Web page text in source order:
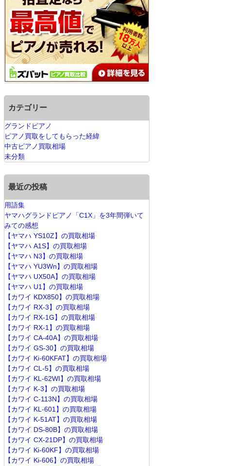
カテゴリー
グランドピアノ
ピアノ買取をしてもらった経緯
中古ピアノ買取相場
未分類
最近の投稿
用語集
ヤマハグランドピアノ「C1X」を3年間弾いて
みての感想
【ヤマハ YS10Z】の買取相場
【ヤマハ A1S】の買取相場
【ヤマハ N3】の買取相場
【ヤマハ YU3Wn】の買取相場
【ヤマハ UX50A】の買取相場
【ヤマハ U1】の買取相場
【カワイ KDX850】の買取相場
【カワイ RX-3】の買取相場
【カワイ RX-1G】の買取相場
【カワイ RX-1】の買取相場
【カワイ CA-40A】の買取相場
【カワイ GS-30】の買取相場
【カワイ Ki-60KFAT】の買取相場
【カワイ CL-5】の買取相場
【カワイ KL-62WI】の買取相場
【カワイ K-3】の買取相場
【カワイ C-113N】の買取相場
【カワイ KL-601】の買取相場
【カワイ K-51AT】の買取相場
【カワイ DS-80B】の買取相場
【カワイ CX-21DP】の買取相場
【カワイ Ki-60KF】の買取相場
【カワイ Ki-606】の買取相場